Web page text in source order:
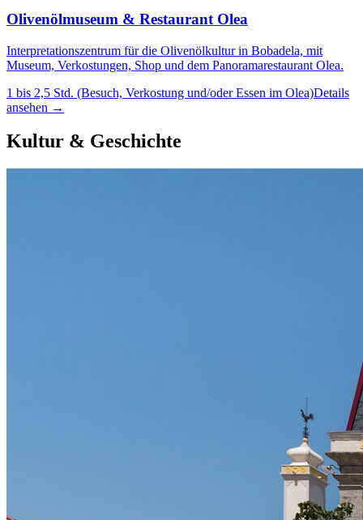
Olivenölmuseum & Restaurant Olea
Interpretationszentrum für die Olivenölkultur in Bobadela, mit
Museum, Verkostungen, Shop und dem Panoramarestaurant Olea.
1 bis 2,5 Std. (Besuch, Verkostung und/oder Essen im Olea)Details
ansehen →
Kultur & Geschichte